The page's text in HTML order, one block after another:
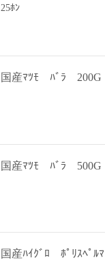
25ﾎﾝ
国産ﾏﾂﾓ ﾊﾞﾗ 200G
国産ﾏﾂﾓ ﾊﾞﾗ 500G
国産ﾊｲｸﾞﾛ ﾎﾟﾘｽﾍﾟﾙﾏ